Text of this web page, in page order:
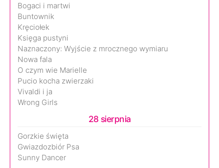
Bogaci i martwi
Buntownik
Kręciołek
Księga pustyni
Naznaczony: Wyjście z mrocznego wymiaru
Nowa fala
O czym wie Marielle
Pucio kocha zwierzaki
Vivaldi i ja
Wrong Girls
28 sierpnia
Gorzkie święta
Gwiazdozbiór Psa
Sunny Dancer